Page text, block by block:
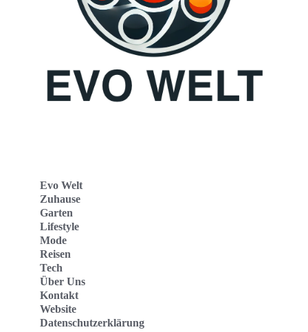
Evo Welt
Zuhause
Garten
Lifestyle
Mode
Reisen
Tech
Über Uns
Kontakt
Website
Datenschutzerklärung